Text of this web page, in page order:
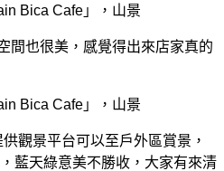
間也很美，感覺得出來店家真的
觀景平台可以至戶外區賞景，
藍天綠意美不勝收，大家有來清